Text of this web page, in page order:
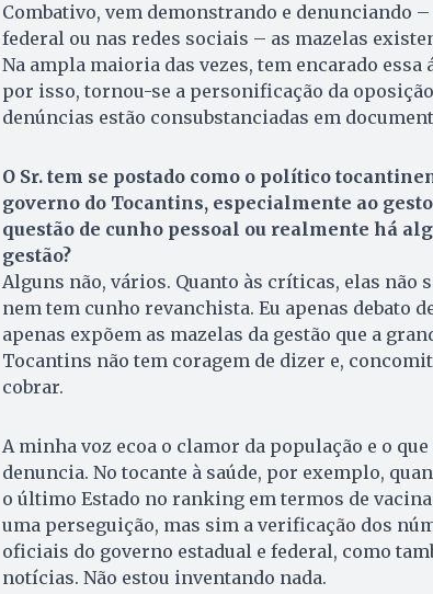
Combativo, vem demonstrando e denunciando
federal ou nas redes sociais – as mazelas
Na ampla maioria das vezes, tem encarado
por isso, tornou-se a personificação da
denúncias estão consubstanciadas em
O Sr. tem se postado como o político
governo do Tocantins, especialmente ao
questão de cunho pessoal ou realmente há
gestão?
Alguns não, vários. Quanto às críticas, elas não
nem tem cunho revanchista. Eu apenas debato
apenas expõem as mazelas da gestão que a
Tocantins não tem coragem de dizer e,
cobrar.
A minha voz ecoa o clamor da população e o
denuncia. No tocante à saúde, por exemplo,
o último Estado no ranking em termos de
uma perseguição, mas sim a verificação dos
oficiais do governo estadual e federal, como
notícias. Não estou inventando nada.